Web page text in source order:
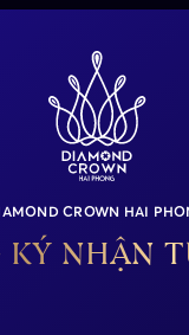
CROWN HAI
KÝ NHẬN